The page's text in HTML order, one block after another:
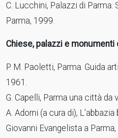
C. Lucchini, Palazzi di
Parma, 1999.
Chiese, palazzi e monumenti
P. M. Paoletti, Parma. Guida
1961.
G. Capelli, Parma una città da
A. Adorni (a cura di),
Giovanni Evangelista a